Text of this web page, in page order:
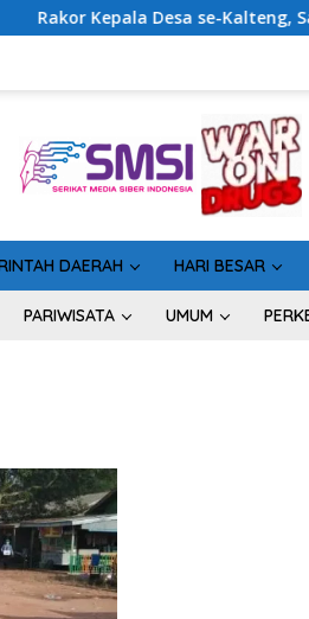
Desa se-Kalteng, Safrudin:
DAERAH HARI BESAR
PARIWISATA UMUM